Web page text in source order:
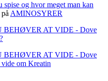
og hvor meget man kan
på AMINOSYRER
AT VIDE - Dove
AT VIDE - Dove
om Kreatin